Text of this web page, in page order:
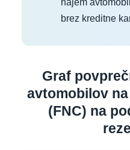
brez kreditne
Graf
avtomobilov
(FNC) na